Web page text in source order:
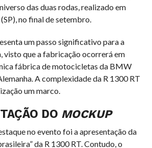
das duas rodas, realizado em
no final de setembro.
um passo significativo para a
visto que a fabricação ocorrerá em
fábrica de motocicletas da BMW
A complexidade da R 1300 RT
um marco.
DO MOCKUP
no evento foi a apresentação da
da R 1300 RT. Contudo, o